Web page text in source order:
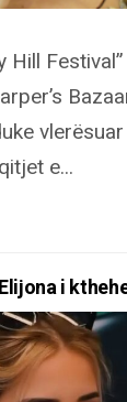
Hill
e...
Elijona i